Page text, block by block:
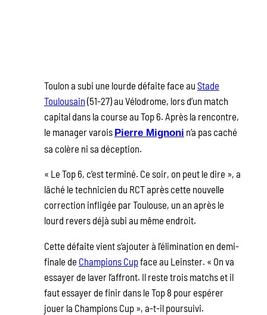
Toulon a subi une lourde défaite face au Stade
Toulousain (51-27) au Vélodrome, lors d’un match
capital dans la course au Top 6. Après la rencontre,
le manager varois Pierre Mignoni n’a pas caché
sa colère ni sa déception.
« Le Top 6, c’est terminé. Ce soir, on peut le dire », a
lâché le technicien du RCT après cette nouvelle
correction infligée par Toulouse, un an après le
lourd revers déjà subi au même endroit.
Cette défaite vient s’ajouter à l’élimination en demi-
finale de Champions Cupface au Leinster. « On va
essayer de laver l’affront. Il reste trois matchs et il
faut essayer de finir dans le Top 8 pour espérer
jouer la Champions Cup », a-t-il poursuivi.